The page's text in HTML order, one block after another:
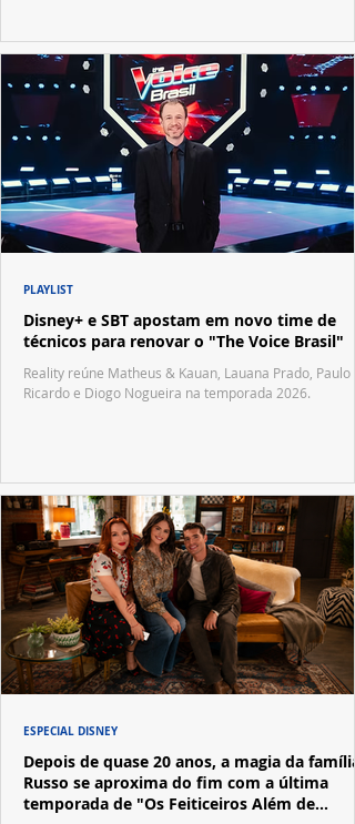
Disney+ e SBT apostam em novo time de
técnicos para renovar o "The Voice Brasil"
Reality reúne Matheus & Kauan, Lauana Prado, Paulo
Ricardo e Diogo Nogueira na temporada 2026.
PLAYLIST
Depois de quase 20 anos, a magia da família
Russo se aproxima do fim com a última
temporada de "Os Feiticeiros Além de
ESPECIAL DISNEY